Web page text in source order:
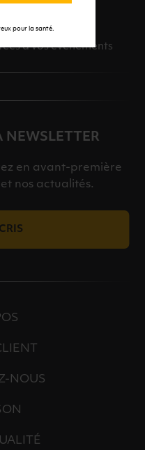
pour la santé.
à vos événements
NEWSLETTER
en avant-première
nos actualités.
NOUS